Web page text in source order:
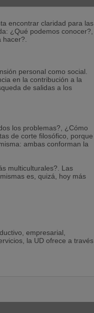
encontrar claridad para las
¿Qué podemos conocer?,
hacer?.
personal como social.
en la contribución a la
de salidas a los
los problemas?, ¿Cómo
de corte filosófico, porque
ambas conforman la
multiculturales?. Las
es, quizá, hoy más
empresarial,
la UD ofrece a través
cuenta el desarrollo de